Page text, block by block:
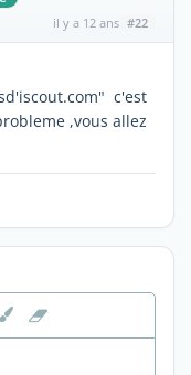
il y a 12 ans #22
c'est
,vous allez